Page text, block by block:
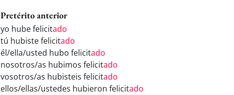
Pretérito anterior
yo hube felicitado
tú hubiste felicitado
él/ella/usted hubo felicitado
nosotros/as hubimos felicitado
vosotros/as hubisteis felicitado
ellos/ellas/ustedes hubieron felicitado